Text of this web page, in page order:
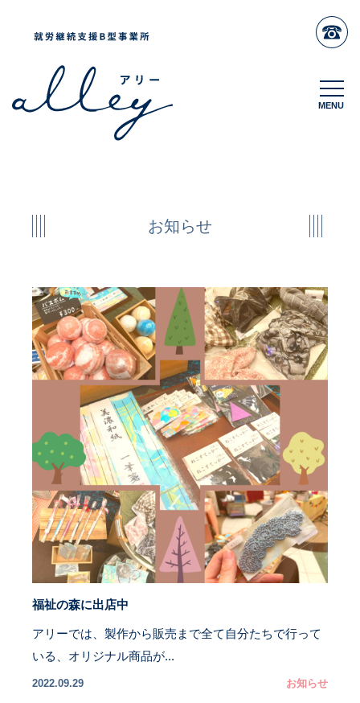
MENU
MENU
お知らせ
福祉の森に出店中
アリーでは、製作から販売まで全て自分たちで行って
いる、オリジナル商品が...
2022.09.29 お知らせ